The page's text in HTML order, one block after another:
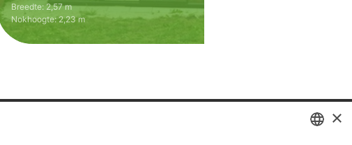
Breedte: 2,57 m
Nokhoogte:2,23 m
×